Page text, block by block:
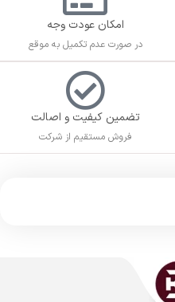
امکان عودت وجه
در صورت عدم تکمیل به موقع
تضمین کیفیت و اصالت
فروش مستقیم از شرکت